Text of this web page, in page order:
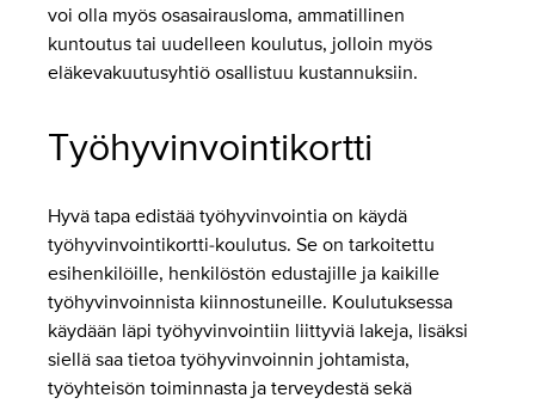
voi olla myös osasairausloma, ammatillinen
kuntoutus tai uudelleen koulutus, jolloin myös
eläkevakuutusyhtiö osallistuu kustannuksiin.
Työhyvinvointikortti
Hyvä tapa edistää työhyvinvointia on käydä
työhyvinvointikortti-koulutus. Se on tarkoitettu
esihenkilöille, henkilöstön edustajille ja kaikille
työhyvinvoinnista kiinnostuneille. Koulutuksessa
käydään läpi työhyvinvointiin liittyviä lakeja, lisäksi
siellä saa tietoa työhyvinvoinnin johtamista,
työyhteisön toiminnasta ja terveydestä sekä